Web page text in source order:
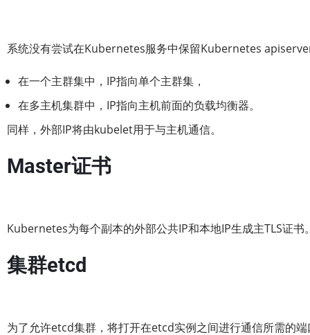
系统没有尝试在Kubernetes服务中保留Kubernetes
在一个主群集中，IP指向单个主群集，
在多主机集群中，IP指向主机前面的负载均衡器。
同样，外部IP将由kubelet用于与主机通信。
Master证书
Kubernetes为每个副本的外部公共IP和本地IP生成主TLS证
集群etcd
为了允许etcd集群，将打开在etcd实例之间进行通信所需的